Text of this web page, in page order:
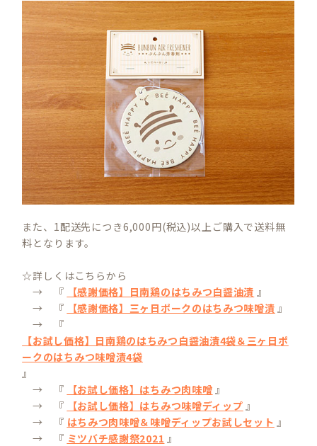
また、1配送先につき6,000円(税込)以上ご購入で送料無
料となります。
☆詳しくはこちらから
→ 『
【感謝価格】日南鶏のはちみつ白醤油漬 』
→ 『
【感謝価格】三ヶ日ポークのはちみつ味噌漬 』
→ 『
【お試し価格】日南鶏のはちみつ白醤油漬4袋＆三ヶ日ポ
ークのはちみつ味噌漬4袋
』
→ 『
【お試し価格】はちみつ肉味噌 』
→ 『
【お試し価格】はちみつ味噌ディップ 』
→ 『 はちみつ肉味噌＆味噌ディップお試しセット 』
→ 『 ミツバチ感謝祭2021 』